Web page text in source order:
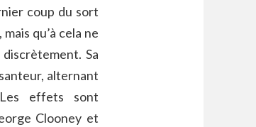
coup du sort
qu’à cela ne
Sa
alternant
effets sont
Clooney et